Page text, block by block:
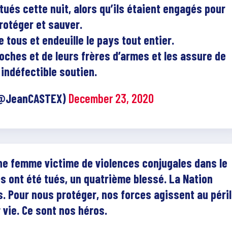
cette nuit, alors qu’ils étaient engagés pour
et sauver.
tous et endeuille le pays tout entier.
et de leurs frères d’armes et les assure de
indéfectible soutien.
December 23, 2020
femme victime de violences conjugales dans le
ont été tués, un quatrième blessé. La Nation
Pour nous protéger, nos forces agissent au péril
vie. Ce sont nos héros.